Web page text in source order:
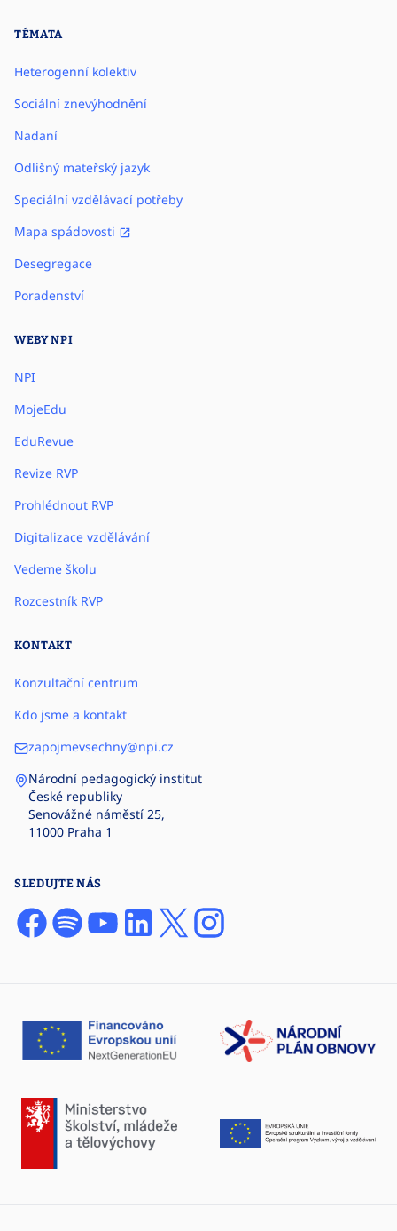
TÉMATA
Heterogenní kolektiv
Sociální znevýhodnění
Nadaní
Odlišný mateřský jazyk
Speciální vzdělávací potřeby
Mapa spádovosti
Desegregace
Poradenství
WEBY NPI
NPI
MojeEdu
EduRevue
Revize RVP
Prohlédnout RVP
Digitalizace vzdělávání
Vedeme školu
Rozcestník RVP
KONTAKT
Konzultační centrum
Kdo jsme a kontakt
zapojmevsechny@npi.cz
Národní pedagogický institut
České republiky
Senovážné náměstí 25,
11000 Praha 1
SLEDUJTE NÁS